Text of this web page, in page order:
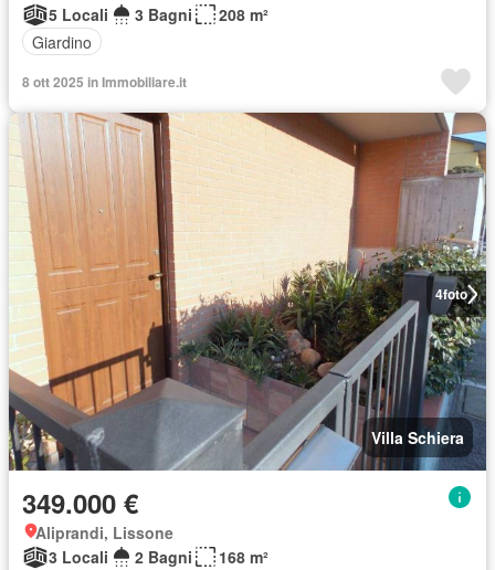
5 Locali
3 Bagni
208 m²
Giardino
8 ott 2025 in Immobiliare.it
4foto
Villa Schiera
349.000 €
Aliprandi, Lissone
3 Locali
2 Bagni 168 m²